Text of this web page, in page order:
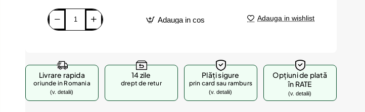
Adauga in cos Adauga in wishlist
Livrare rapida
oriunde in Romania
(v. detalii)
14 zile
drept de retur
Plăți sigure
prin card sau ramburs
(v. detalii)
Opțiuni de plată
în RATE
(v. detalii)